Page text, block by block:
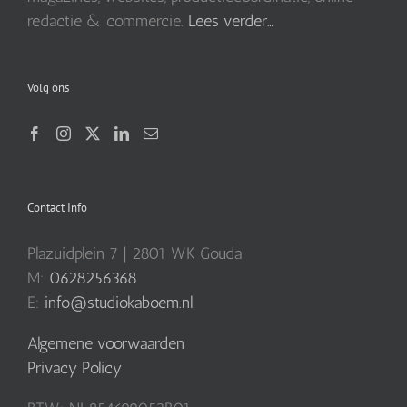
magazines, websites, productiecoördinatie, online
Plazuidplein 7 | 2801 WK Gouda
0628256368
info@studiokaboem.nl
Algemene voorwaarden
Privacy Policy